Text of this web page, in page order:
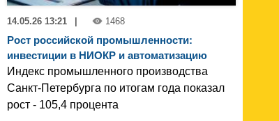
14.05.26 13:21 1468
Рост российской промышленности:
инвестиции в НИОКР и автоматизацию
Индекс промышленного производства
Санкт-Петербурга по итогам года показал
рост - 105,4 процента